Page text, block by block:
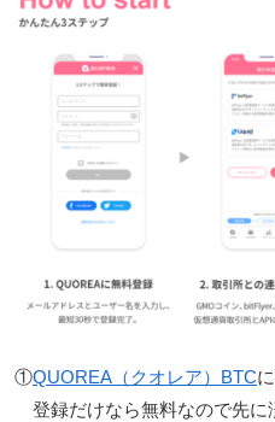
①QUOREA（クオレア）BTC
登録だけなら無料なので先に